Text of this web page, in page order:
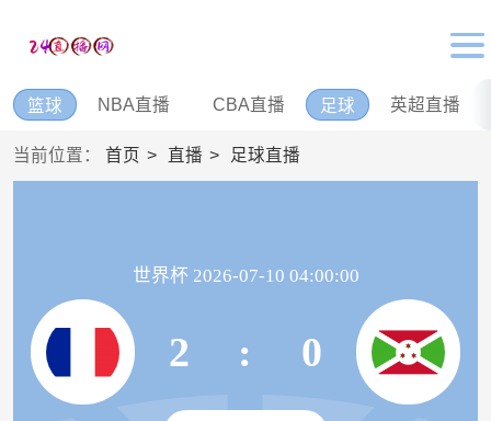
篮球 NBA直播 CBA直播 足球 英超直播
当前位置： 首页 直播 足球直播
世界杯 2026-07-10 04:00:00
2 : 0